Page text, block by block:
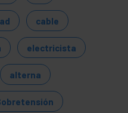
cable
electricista
alterna